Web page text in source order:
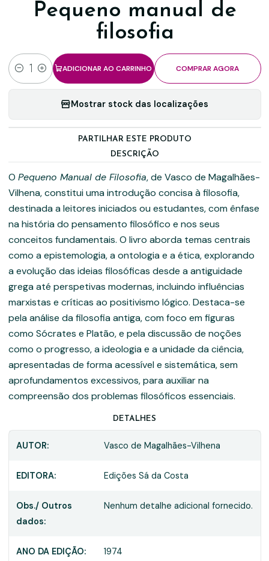
Pequeno manual de
filosofia
Quantidade
ADICIONAR AO CARRINHO COMPRAR AGORA
Mostrar stock das localizações
PARTILHAR ESTE PRODUTO
DESCRIÇÃO
O Pequeno Manual de Filosofia, de Vasco de Magalhães-
Vilhena, constitui uma introdução concisa à filosofia,
destinada a leitores iniciados ou estudantes, com ênfase
na história do pensamento filosófico e nos seus
conceitos fundamentais. O livro aborda temas centrais
como a epistemologia, a ontologia e a ética, explorando
a evolução das ideias filosóficas desde a antiguidade
grega até perspetivas modernas, incluindo influências
marxistas e críticas ao positivismo lógico. Destaca-se
pela análise da filosofia antiga, com foco em figuras
como Sócrates e Platão, e pela discussão de noções
como o progresso, a ideologia e a unidade da ciência,
apresentadas de forma acessível e sistemática, sem
aprofundamentos excessivos, para auxiliar na
compreensão dos problemas filosóficos essenciais.
DETALHES
AUTOR: Vasco de Magalhães-Vilhena
EDITORA: Edições Sá da Costa
Obs./ Outros
dados:
Nenhum detalhe adicional fornecido.
ANO DA EDIÇÃO: 1974